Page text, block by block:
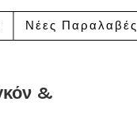
Νέες Παραλαβές
&